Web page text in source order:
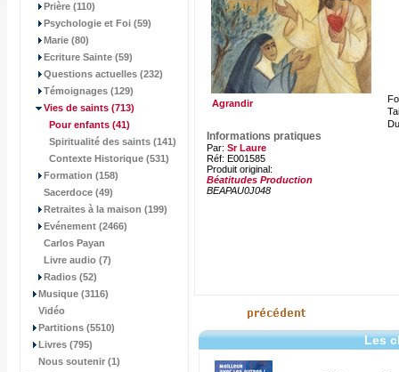
Prière (110)
Psychologie et Foi (59)
Marie (80)
Ecriture Sainte (59)
Questions actuelles (232)
Témoignages (129)
Vies de saints (713)
Pour enfants (41)
Spiritualité des saints (141)
Contexte Historique (531)
Formation (158)
Sacerdoce (49)
Retraites à la maison (199)
Evénement (2466)
Carlos Payan
Livre audio (7)
Radios (52)
Musique (3116)
Vidéo
Partitions (5510)
Livres (795)
Nous soutenir (1)
Agrandir
Informations pratiques
Par: Sr Laure
Réf: E001585
Produit original:
Béatitudes Production
BEAPAU0J048
Les